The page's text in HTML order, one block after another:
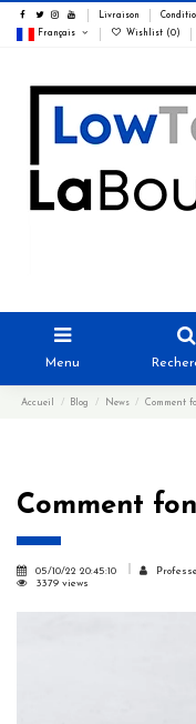
Livraison
Français Wishlist (0)
Menu
Accueil Blog News Comment
Comment
05/10/22 20:45:10
3379 views